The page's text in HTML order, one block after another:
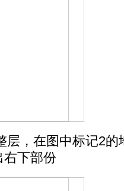
层，在图中标记2
右下部份